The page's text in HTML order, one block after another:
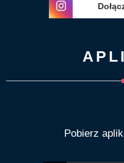
Pobierz